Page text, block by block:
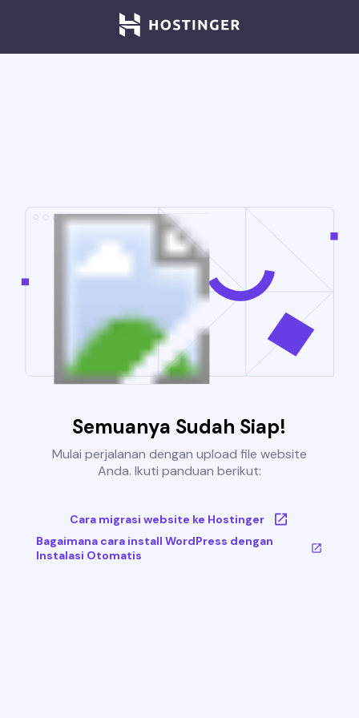
Semuanya Sudah Siap!
Mulai perjalanan dengan upload file website
Anda. Ikuti panduan berikut:
Cara migrasi website ke Hostinger
Bagaimana cara install WordPress dengan
Instalasi Otomatis